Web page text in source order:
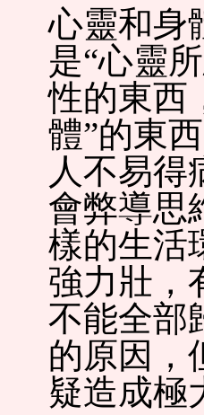
心靈和身
是“心靈
性的東西
體”的東
人不易得
會弊導思
樣的生活
強力壯，
不能全部
的原因，
疑造成極